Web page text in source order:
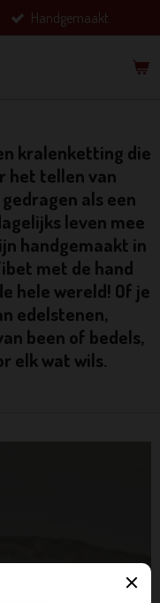
Handgemaakt.
kralenketting die
het tellen van
als een
leven mee
handgemaakt in
met de hand
hele wereld! Of je
edelstenen,
been of bedels,
elk wat wils.